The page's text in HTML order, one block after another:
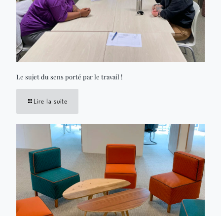
Le sujet du sens porté par le travail !
Lire la suite